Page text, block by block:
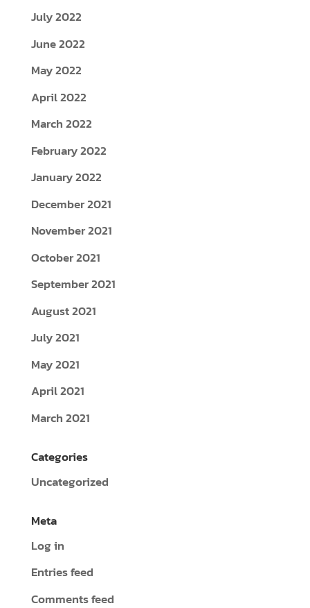
July 2022
June 2022
May 2022
April 2022
March 2022
February 2022
January 2022
December 2021
November 2021
October 2021
September 2021
August 2021
July 2021
May 2021
April 2021
March 2021
Categories
Uncategorized
Meta
Log in
Entries feed
Comments feed